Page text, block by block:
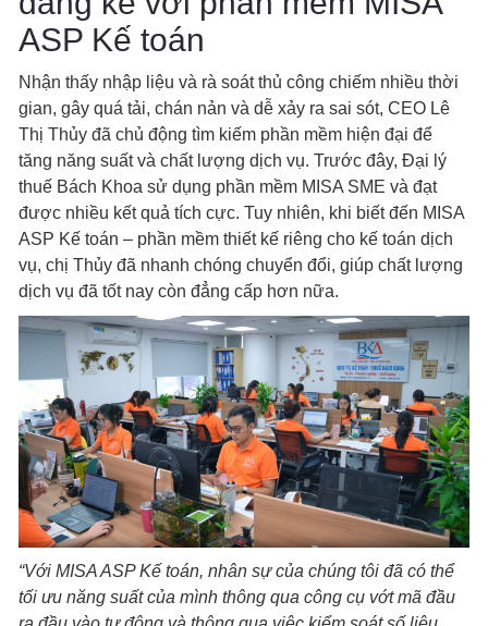
ASP Kế toán
Nhận thấy nhập liệu và rà soát thủ công chiếm nhiều thời
gian, gây quá tải, chán nản và dễ xảy ra sai sót, CEO Lê
Thị Thủy đã chủ động tìm kiếm phần mềm hiện đại để
tăng năng suất và chất lượng dịch vụ. Trước đây, Đại lý
thuế Bách Khoa sử dụng phần mềm MISA SME và đạt
được nhiều kết quả tích cực. Tuy nhiên, khi biết đến MISA
ASP Kế toán – phần mềm thiết kế riêng cho kế toán dịch
vụ, chị Thủy đã nhanh chóng chuyển đổi, giúp chất lượng
dịch vụ đã tốt nay còn đẳng cấp hơn nữa.
“Với MISA ASP Kế toán, nhân sự của chúng tôi đã có thể
tối ưu năng suất của mình thông qua công cụ vớt mã đầu